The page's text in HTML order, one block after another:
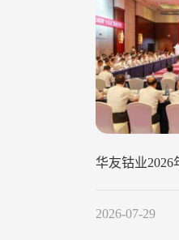
华友钴业2026
2026-07-29